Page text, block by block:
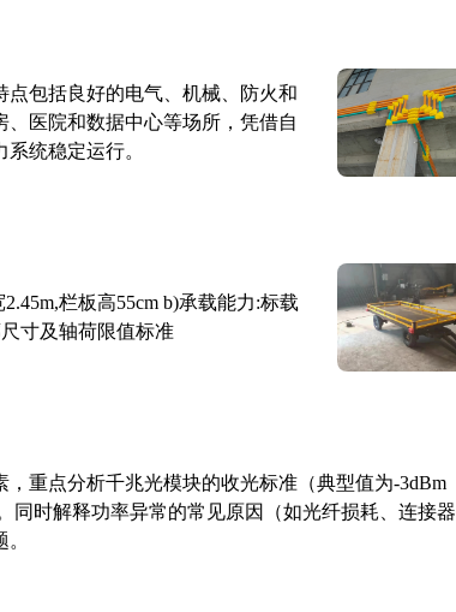
包括良好的电气、机械、防火和
医院和数据中心等场所，凭借自
统稳定运行。
栏板高55cm b)承载能力:标载
寸及轴荷限值标准
重点分析千兆光模块的收光标准（典型值为-3dBm
同时解释功率异常的常见原因（如光纤损耗、连接器